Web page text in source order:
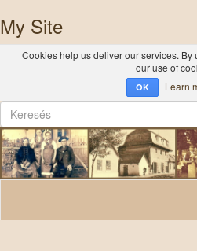
My Site
Cookies help us deliver our services. By
our use of
OK Learn